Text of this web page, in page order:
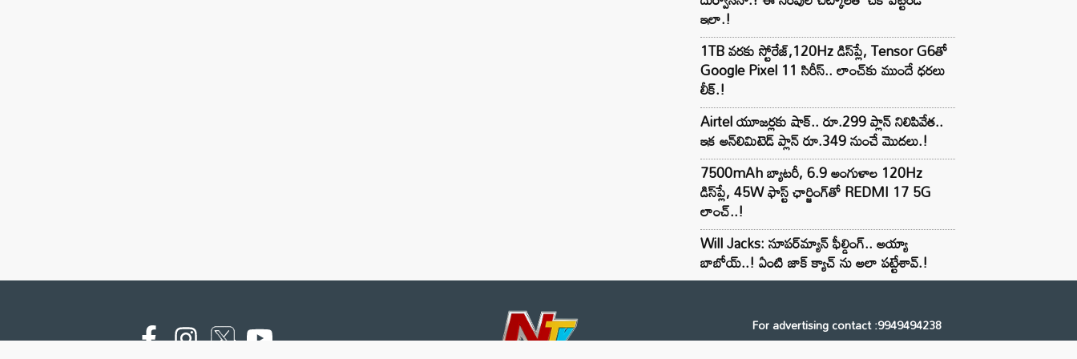
ఇలా.!
1TB వరకు స్టోరేజ్,120Hz డిస్‌ప్లే, Tensor G6తో
Google Pixel 11 సిరీస్.. లాంచ్⁭కు ముందే ధరలు
లీక్.!
Airtel యూజర్లకు షాక్.. రూ.299 ప్లాన్ నిలిపివేత..
ఇక అన్‌లిమిటెడ్ ప్లాన్ రూ.349 నుంచే మొదలు.!
7500mAh బ్యాటరీ, 6.9 అంగుళాల 120Hz
డిస్‌ప్లే, 45W ఫాస్ట్ ఛార్జింగ్‌తో REDMI 17 5G
లాంచ్..!
Will Jacks: సూపర్‌మ్యాన్ ఫీల్డింగ్.. అయ్యా
బాబోయ్..! ఏంటి జాక్ క్యాచ్ ను అలా పట్టేశావ్.!
For advertising contact :9949494238
Email: digital@ntvnetwork.com